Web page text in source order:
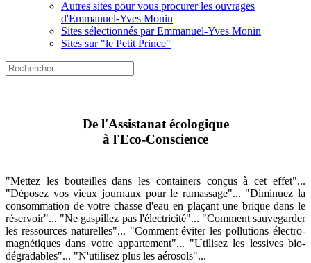
Autres sites pour vous procurer les ouvrages
d'Emmanuel-Yves Monin
Sites sélectionnés par Emmanuel-Yves Monin
Sites sur "le Petit Prince"
De l'Assistanat écologique
à l'Eco-Conscience
"Mettez les bouteilles dans les containers conçus à cet effet"...
"Déposez vos vieux journaux pour le ramassage"... "Diminuez la
consommation de votre chasse d'eau en plaçant une brique dans le
réservoir"... "Ne gaspillez pas l'électricité"... "Comment sauvegarder
les ressources naturelles"... "Comment éviter les pollutions électro-
magnétiques dans votre appartement"... "Utilisez les lessives bio-
dégradables"... "N'utilisez plus les aérosols"...